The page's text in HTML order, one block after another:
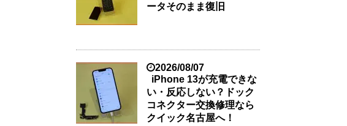
ータそのまま復旧
2026/08/07
iPhone 13が充電できな
い・反応しない？ドック
コネクター交換修理なら
クイック名古屋へ！